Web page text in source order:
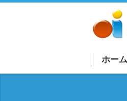
ホーム